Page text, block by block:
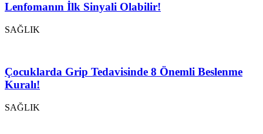
Lenfomanın İlk Sinyali Olabilir!
SAĞLIK
Çocuklarda Grip Tedavisinde 8 Önemli Beslenme
Kuralı!
SAĞLIK